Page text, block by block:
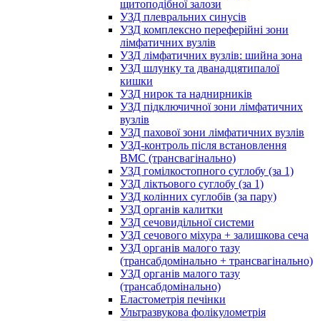
щитоподібної залози
УЗД плевральних синусів
УЗД комплексно переферійні зони
лімфатичних вузлів
УЗД лімфатичних вузлів: шийна зона
УЗД шлунку та дванадцятипалої
кишки
УЗД нирок та наднирників
УЗД підключичної зони лімфатичних
вузлів
УЗД пахової зони лімфатичних вузлів
УЗД-контроль після встановлення
ВМС (трансвагінально)
УЗД гомілкостопного суглобу (за 1)
УЗД ліктьового суглобу (за 1)
УЗД колінних суглобів (за пару)
УЗД органів калитки
УЗД сечовидільної системи
УЗД сечового міхура + залишкова сеча
УЗД органів малого тазу
(трансабдомінально + трансвагінально)
УЗД органів малого тазу
(трансабдомінально)
Еластометрія печінки
Ультразвукова фолікулометрія